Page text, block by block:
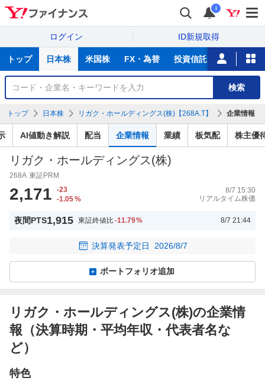
i
ログイン ID新規取得
サ
トップ 日本株 米国株 FX・為替 投資信託 ニュース
銘
検
索
検索
トップ 日本株 リガク・ホールディングス(株)【268A.T】 企業情報
AI値動き解説 配当 企業情報 業績 板気配 株主優
リガク・ホールディングス(株)
268A 東証PRM
2,171
-23
-1.05%
8/7 15:30
リアルタイム株価
夜間PTS1,915 東証終値比-11.79% 8/7 21:44
決算発表予定日 2026/8/7
ポートフォリオ追加
リガク・ホールディングス(株)の企業情
報（決算時期・平均年収・代表者名な
ど）
特色